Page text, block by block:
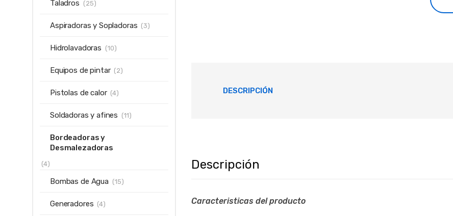
DESCRIPCIÓN
Descripción
Caracteristicas del producto
Taladros (25)
Aspiradoras y Sopladoras (3)
Hidrolavadoras (10)
Equipos de pintar (2)
Pistolas de calor (4)
Soldadoras y afines (11)
Bordeadoras y
Desmalezadoras
(4)
Bombas de Agua (15)
Generadores (4)